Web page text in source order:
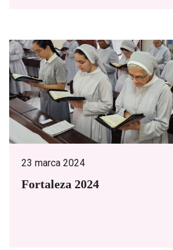
23 marca 2024
Fortaleza 2024